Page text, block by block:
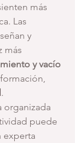
más
Las
y
más
y vacío
.
organizada
puede
experta